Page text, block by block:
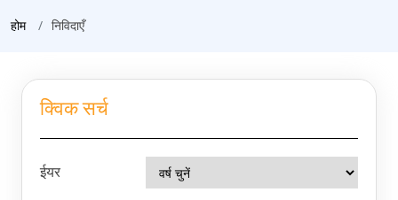
होम निविदाएँ
क्विक सर्च
ईयर